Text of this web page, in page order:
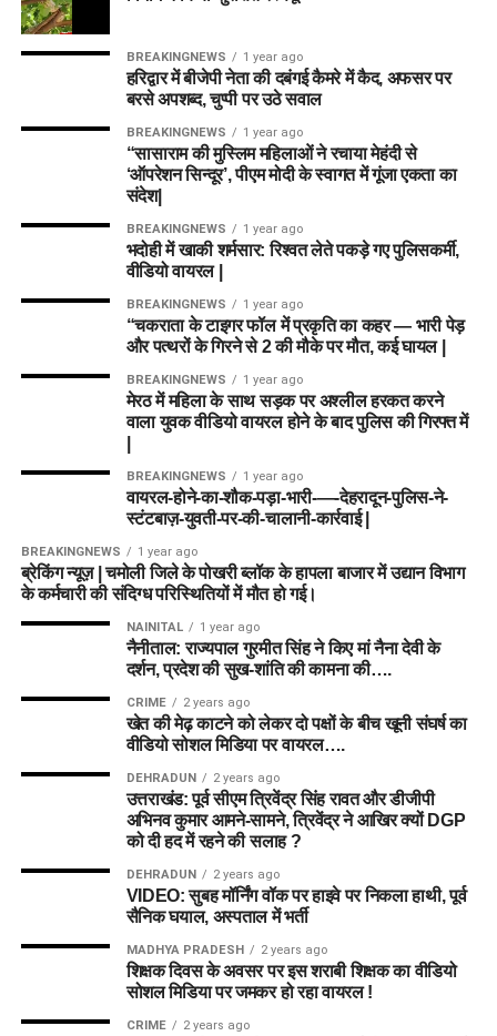
BREAKINGNEWS 1 year ago
हरिद्वार में बीजेपी नेता की दबंगई कैमरे में कैद, अफसर पर
बरसे अपशब्द, चुप्पी पर उठे सवाल
BREAKINGNEWS 1 year ago
“सासाराम की मुस्लिम महिलाओं ने रचाया मेहंदी से
‘ऑपरेशन सिन्दूर’, पीएम मोदी के स्वागत में गूंजा एकता का
संदेश|
BREAKINGNEWS 1 year ago
भदोही में खाकी शर्मसार: रिश्वत लेते पकड़े गए पुलिसकर्मी,
वीडियो वायरल |
BREAKINGNEWS 1 year ago
“चकराता के टाइगर फॉल में प्रकृति का कहर — भारी पेड़
और पत्थरों के गिरने से 2 की मौके पर मौत, कई घायल |
BREAKINGNEWS 1 year ago
मेरठ में महिला के साथ सड़क पर अश्लील हरकत करने
वाला युवक वीडियो वायरल होने के बाद पुलिस की गिरफ्त में
BREAKINGNEWS 1 year ago
वायरल-होने-का-शौक-पड़ा-भारी-—-देहरादून-पुलिस-ने-
स्टंटबाज़-युवती-पर-की-चालानी-कार्रवाई |
BREAKINGNEWS 1 year ago
ब्रेकिंग न्यूज़ | चमोली जिले के पोखरी ब्लॉक के हापला बाजार में उद्यान विभाग
के कर्मचारी की संदिग्ध परिस्थितियों में मौत हो गई।
NAINITAL 1 year ago
नैनीताल: राज्यपाल गुरमीत सिंह ने किए मां नैना देवी के
दर्शन, प्रदेश की सुख-शांति की कामना की….
CRIME 2 years ago
खेत की मेढ़ काटने को लेकर दो पक्षों के बीच खूनी संघर्ष का
वीडियो सोशल मिडिया पर वायरल….
DEHRADUN 2 years ago
उत्तराखंड: पूर्व सीएम त्रिवेंद्र सिंह रावत और डीजीपी
अभिनव कुमार आमने-सामने, त्रिवेंद्र ने आखिर क्यों DGP
को दी हद में रहने की सलाह ?
DEHRADUN 2 years ago
VIDEO: सुबह मॉर्निंग वॉक पर हाइवे पर निकला हाथी, पूर्व
सैनिक घयाल, अस्पताल में भर्ती
MADHYA PRADESH 2 years ago
शिक्षक दिवस के अवसर पर इस शराबी शिक्षक का वीडियो
सोशल मिडिया पर जमकर हो रहा वायरल !
CRIME 2 years ago